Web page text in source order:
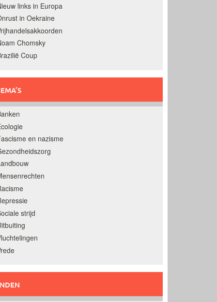
links in Europa
in Oekraine
Chomsky
Coup
en nazisme
strijd